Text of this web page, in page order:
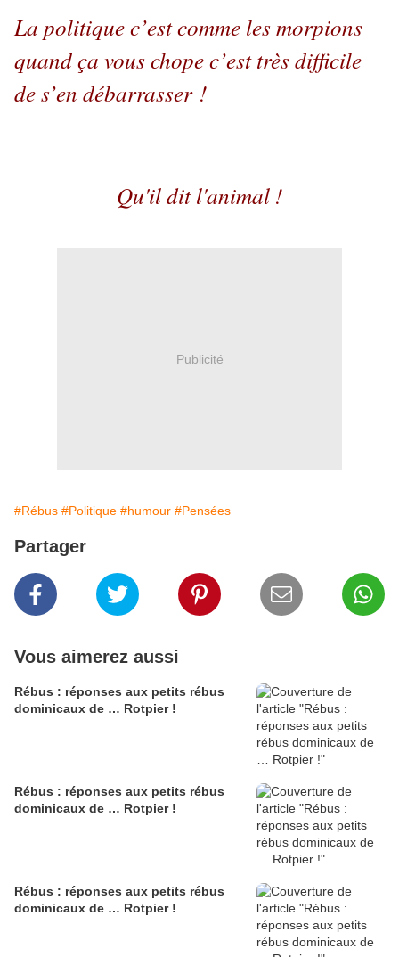
La politique c’est comme les morpions
quand ça vous chope c’est très difficile
de s’en débarrasser !
Qu'il dit l'animal !
Publicité
#Rébus #Politique #humour #Pensées
Partager
Vous aimerez aussi
Rébus : réponses aux petits rébus
dominicaux de … Rotpier !
Rébus : réponses aux petits rébus
dominicaux de … Rotpier !
Rébus : réponses aux petits rébus
dominicaux de … Rotpier !